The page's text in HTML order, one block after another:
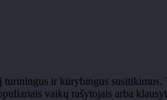
ir kūrybingus susitikimus.
vaikų rašytojais arba